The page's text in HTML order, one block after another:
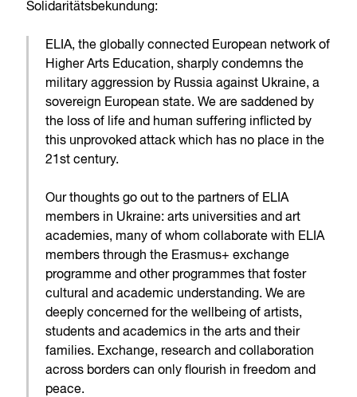
Solidaritätsbekundung:
ELIA, the globally connected European network of
Higher Arts Education, sharply condemns the
military aggression by Russia against Ukraine, a
sovereign European state. We are saddened by
the loss of life and human suffering inflicted by
this unprovoked attack which has no place in the
21st century.
Our thoughts go out to the partners of ELIA
members in Ukraine: arts universities and art
academies, many of whom collaborate with ELIA
members through the Erasmus+ exchange
programme and other programmes that foster
cultural and academic understanding. We are
deeply concerned for the wellbeing of artists,
students and academics in the arts and their
families. Exchange, research and collaboration
across borders can only flourish in freedom and
peace.